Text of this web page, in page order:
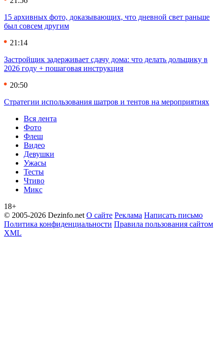
15 архивных фото, доказывающих, что дневной свет раньше
был совсем другим
21:14
Застройщик задерживает сдачу дома: что делать дольщику в
2026 году + пошаговая инструкция
20:50
Стратегии использования шатров и тентов на мероприятиях
Вся лента
Фото
Флеш
Видео
Девушки
Ужасы
Тесты
Чтиво
Микс
18+
© 2005-2026 Dezinfo.net О сайте Реклама Написать письмо
Политика конфиденциальности Правила пользования сайтом
XML